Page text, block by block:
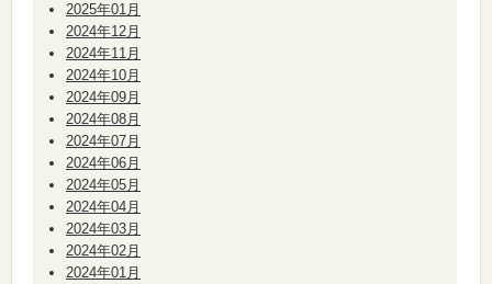
2025年01月
2024年12月
2024年11月
2024年10月
2024年09月
2024年08月
2024年07月
2024年06月
2024年05月
2024年04月
2024年03月
2024年02月
2024年01月